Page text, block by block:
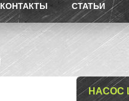
КОНТАКТЫ СТАТЬИ
НАСОС